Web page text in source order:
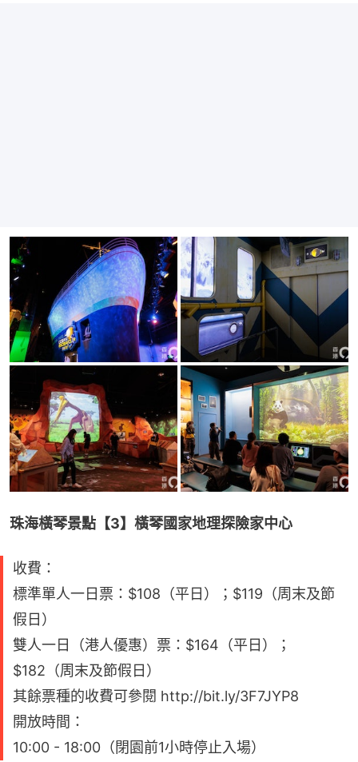
珠海橫琴景點【3】橫琴國家地理探險家中心
收費：
標準單人一日票：$108（平日）；$119（周末及節
假日）
雙人一日（港人優惠）票：$164（平日）；
$182（周末及節假日）
其餘票種的收費可參閱 http://bit.ly/3F7JYP8
開放時間：
10:00 - 18:00（閉園前1小時停止入場）